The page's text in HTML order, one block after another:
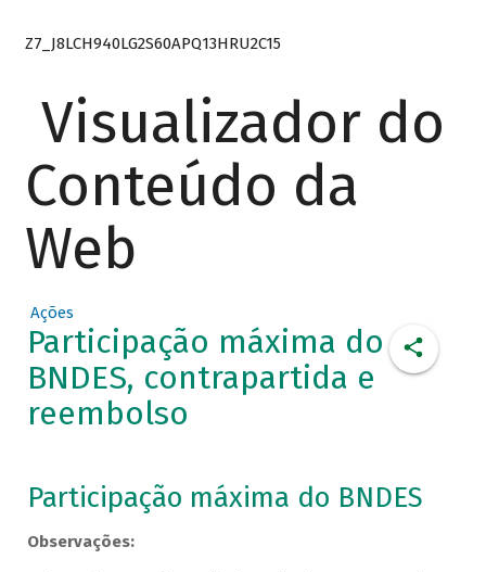
Z7_J8LCH940LG2S60APQ13HRU2C15
Visualizador do
Conteúdo da
Web
Ações
Participação máxima do
BNDES, contrapartida e
reembolso
Veja as regras de participação,
Participação máxima do BNDES
Observações: